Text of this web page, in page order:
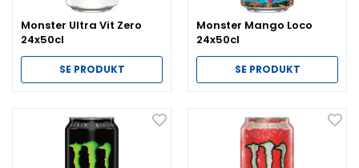
Monster Ultra Vit Zero
24x50cl
SE PRODUKT
Monster Mango Loco
24x50cl
SE PRODUKT